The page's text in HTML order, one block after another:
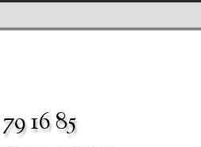
16 85